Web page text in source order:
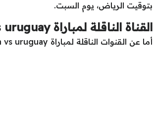
بتوقيت الرياض، يوم السبت.
القناة الناقلة لمباراة argentina vs uruguay
أما عن القنوات الناقلة لمباراة argentina vs uruguay فإنها ستُبث حصريًا على قناة SSC Sports HD 1، مع تعليق مميز من المعلق عيسى الحربي.